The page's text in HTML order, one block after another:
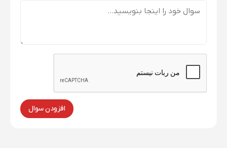
افزودن سوال